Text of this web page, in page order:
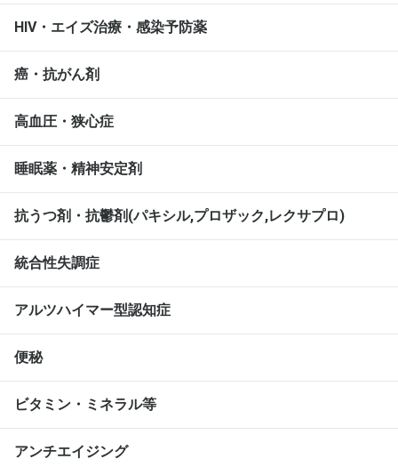
HIV・エイズ治療・感染予防薬
癌・抗がん剤
高血圧・狭心症
睡眠薬・精神安定剤
抗うつ剤・抗鬱剤(パキシル,プロザック,レクサプロ)
統合性失調症
アルツハイマー型認知症
便秘
ビタミン・ミネラル等
アンチエイジング